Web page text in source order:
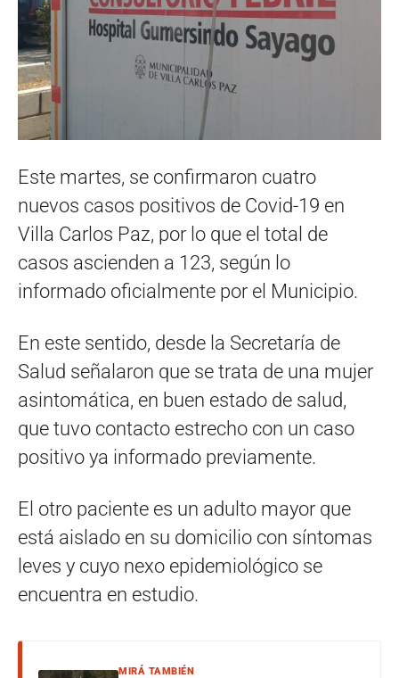
Este martes, se confirmaron cuatro
nuevos casos positivos de Covid-19 en
Villa Carlos Paz, por lo que el total de
casos ascienden a 123, según lo
informado oficialmente por el Municipio.
En este sentido, desde la Secretaría de
Salud señalaron que se trata de una mujer
asintomática, en buen estado de salud,
que tuvo contacto estrecho con un caso
positivo ya informado previamente.
El otro paciente es un adulto mayor que
está aislado en su domicilio con síntomas
leves y cuyo nexo epidemiológico se
encuentra en estudio.
MIRÁ TAMBIÉN